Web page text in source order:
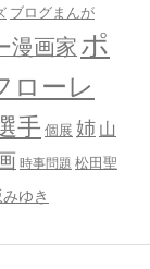
ブログまんが
漫画家 ポ
ローレ
手 個展 姉 山
時事問題 松田聖
ゆき